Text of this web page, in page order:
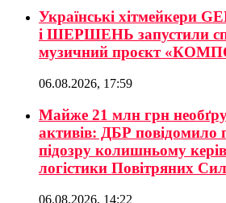
Українські хітмейкери
і ШЕРШЕНЬ запустили
музичний проєкт
06.08.2026, 17:59
Майже 21 млн грн
активів: ДБР повідомило
підозру колишньому
логістики Повітряних Сил
06.08.2026, 14:22